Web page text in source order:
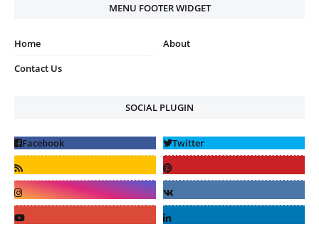
MENU FOOTER WIDGET
Home
About
Contact Us
SOCIAL PLUGIN